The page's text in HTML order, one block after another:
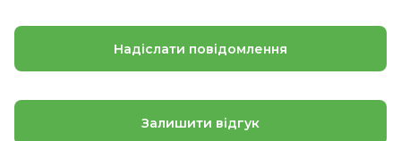
Надіслати повідомлення
Залишити відгук